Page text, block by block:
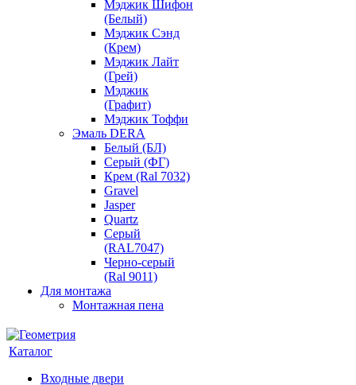
Мэджик Шифон
(Белый)
Мэджик Сэнд
(Крем)
Мэджик Лайт
(Грей)
Мэджик
(Графит)
Мэджик Тоффи
Эмаль DERA
Белый (БЛ)
Серый (ФГ)
Крем (Ral 7032)
Gravel
Jasper
Quartz
Серый
(RAL7047)
Черно-серый
(Ral 9011)
Для монтажа
Монтажная пена
Каталог
Входные двери